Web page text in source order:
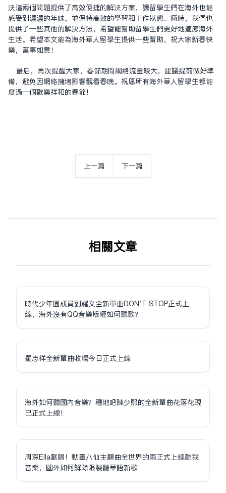
决这两个问题提供了高效便捷的解决方案，让留学生们在海外也能
感受到浓浓的年味，并保持高效的学习和工作状态。同时，我们也
提供了一些其他的解决方法，希望能帮助留学生们更好地适应海外
生活。希望本文能为海外华人留学生提供一些帮助，祝大家新春快
乐，万事如意！
最后，再次提醒大家，春节期间网络流量较大，建议提前做好准
备，避免因网络拥堵影响观看春晚。祝愿所有海外华人留学生都能
度过一个欢乐祥和的春节！
上一篇 下一篇
相关文章
時代少年團成員劉耀文全新單曲DON'T STOP正式上
線，海外沒有QQ音樂版權如何聽歌？
羅志祥全新單曲收場今日正式上線
海外如何聽國內音樂？種地吧陳少熙的全新單曲花落花現
已正式上線！
周深Ella獻唱！動畫八仙主題曲全世界的雨正式上線酷我
音樂，國外如何解除限制聽華語新歌